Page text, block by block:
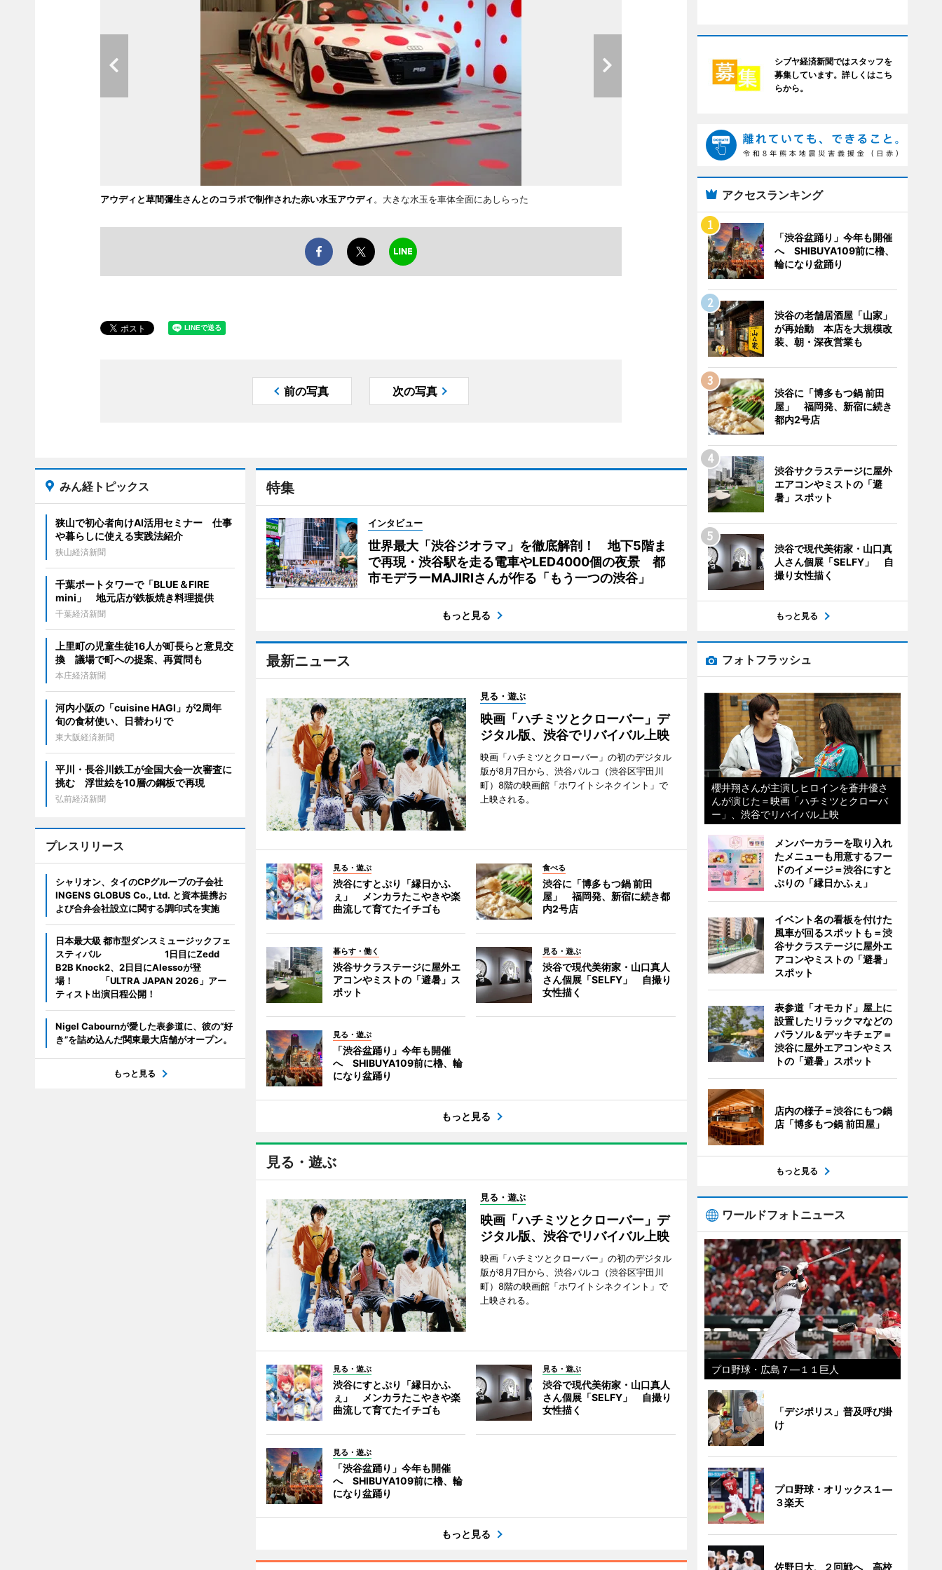
アウディと草間彌生さんとのコラボで制作された赤い水玉アウディ 。大きな水玉を車体全面にあしらった
前の写真 次の写真
特集
インタビュー
世界最大「渋谷ジオラマ」を徹底解剖！ 地下5階ま
で再現・渋谷駅を走る電車やLED4000個の夜景 都
市モデラーMAJIRIさんが作る「もう一つの渋谷」
もっと見る
最新ニュース
見る・遊ぶ
映画「ハチミツとクローバー」デ
ジタル版、渋谷でリバイバル上映
映画「ハチミツとクローバー」の初のデジタル
版が8月7日から、渋谷パルコ（渋谷区宇田川
町）8階の映画館「ホワイトシネクイント」で
上映される。
見る・遊ぶ
渋谷にすとぷり「縁日かふ
ぇ」 メンカラたこやきや楽
曲流して育てたイチゴも
食べる
渋谷に「博多もつ鍋 前田
屋」 福岡発、新宿に続き都
内2号店
暮らす・働く
渋谷サクラステージに屋外エ
アコンやミストの「避暑」ス
ポット
見る・遊ぶ
渋谷で現代美術家・山口真人
さん個展「SELFY」 自撮り
女性描く
見る・遊ぶ
「渋谷盆踊り」今年も開催
へ SHIBUYA109前に櫓、輪
になり盆踊り
もっと見る
見る・遊ぶ
見る・遊ぶ
映画「ハチミツとクローバー」デ
ジタル版、渋谷でリバイバル上映
映画「ハチミツとクローバー」の初のデジタル
版が8月7日から、渋谷パルコ（渋谷区宇田川
町）8階の映画館「ホワイトシネクイント」で
上映される。
見る・遊ぶ
渋谷にすとぷり「縁日かふ
ぇ」 メンカラたこやきや楽
曲流して育てたイチゴも
見る・遊ぶ
渋谷で現代美術家・山口真人
さん個展「SELFY」 自撮り
女性描く
見る・遊ぶ
「渋谷盆踊り」今年も開催
へ SHIBUYA109前に櫓、輪
になり盆踊り
もっと見る
みん経トピックス
狭山で初心者向けAI活用セミナー 仕事
や暮らしに使える実践法紹介
狭山経済新聞
千葉ポートタワーで「BLUE＆FIRE
mini」 地元店が鉄板焼き料理提供
千葉経済新聞
上里町の児童生徒16人が町長らと意見交
換 議場で町への提案、再質問も
本庄経済新聞
河内小阪の「cuisine HAGI」が2周年
旬の食材使い、日替わりで
東大阪経済新聞
平川・長谷川鉄工が全国大会一次審査に
挑む 浮世絵を10層の鋼板で再現
弘前経済新聞
プレスリリース
シャリオン、タイのCPグループの子会社
INGENS GLOBUS Co., Ltd. と資本提携お
よび合弁会社設立に関する調印式を実施
日本最大級 都市型ダンスミュージックフェ
スティバル 1日目にZedd
B2B Knock2、2日目にAlessoが登
場！ 「ULTRA JAPAN 2026」アー
ティスト出演日程公開！
Nigel Cabournが愛した表参道に、彼の“好
き”を詰め込んだ関東最大店舗がオープン。
もっと見る
シブヤ経済新聞ではスタッフを
募集しています。詳しくはこち
らから。
アクセスランキング
「渋谷盆踊り」今年も開催
へ SHIBUYA109前に櫓、
輪になり盆踊り
渋谷の老舗居酒屋「山家」
が再始動 本店を大規模改
装、朝・深夜営業も
渋谷に「博多もつ鍋 前田
屋」 福岡発、新宿に続き
都内2号店
渋谷サクラステージに屋外
エアコンやミストの「避
暑」スポット
渋谷で現代美術家・山口真
人さん個展「SELFY」 自
撮り女性描く
もっと見る
フォトフラッシュ
櫻井翔さんが主演しヒロインを蒼井優さ
んが演じた＝映画「ハチミツとクローバ
ー」、渋谷でリバイバル上映
メンバーカラーを取り入れ
たメニューも用意するフー
ドのイメージ＝渋谷にすと
ぷりの「縁日かふぇ」
イベント名の看板を付けた
風車が回るスポットも＝渋
谷サクラステージに屋外エ
アコンやミストの「避暑」
スポット
表参道「オモカド」屋上に
設置したリラックマなどの
パラソル＆デッキチェア＝
渋谷に屋外エアコンやミス
トの「避暑」スポット
店内の様子＝渋谷にもつ鍋
店「博多もつ鍋 前田屋」
もっと見る
ワールドフォトニュース
プロ野球・広島７―１１巨人
「デジポリス」普及呼び掛
け
プロ野球・オリックス１―
３楽天
佐野日大、２回戦へ 高校